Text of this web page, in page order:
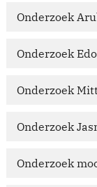
Onderzoek
Onderzoek
Onderzoek
Onderzoek
Onderzoek